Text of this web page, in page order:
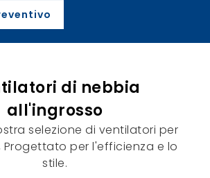
di nebbia
all'ingrosso
selezione di ventilatori per
Progettato per l'efficienza e lo
stile.